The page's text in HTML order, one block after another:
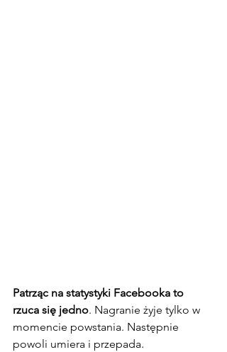
Patrząc na statystyki Facebooka to
rzuca się jedno. Nagranie żyje tylko w
momencie powstania. Następnie
powoli umiera i przepada.